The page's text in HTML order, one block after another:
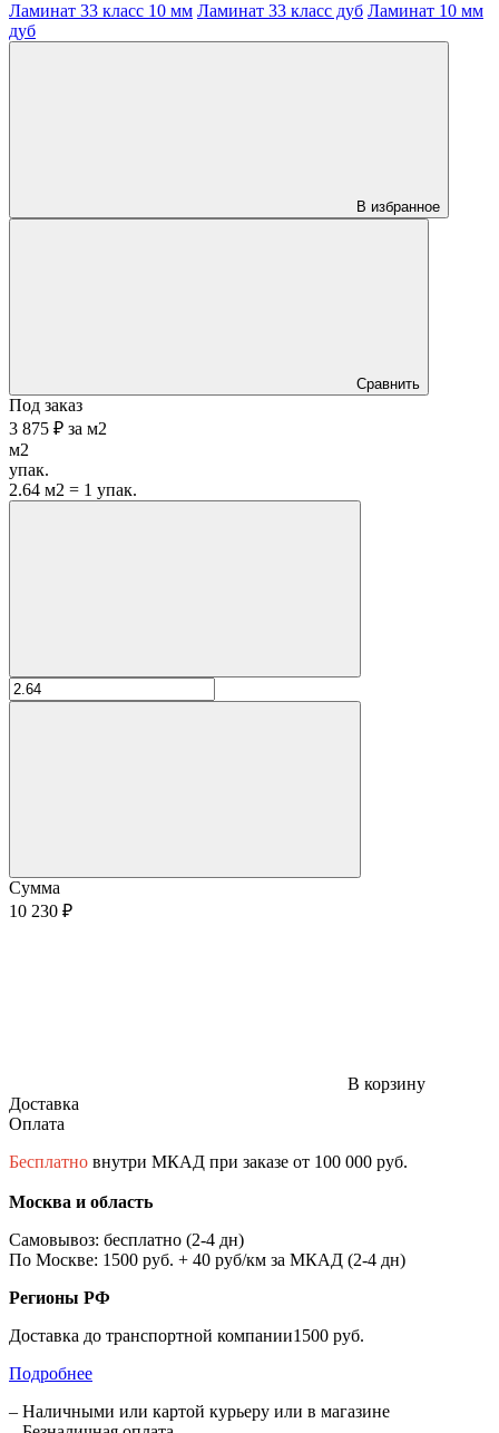
Ламинат 33 класс 10 мм Ламинат 33 класс дуб Ламинат 10 мм
дуб
В избранное
Сравнить
Под заказ
3 875 ₽ за м2
м2
упак.
2.64 м2 = 1 упак.
Сумма
10 230 ₽
В корзину
Доставка
Оплата
Бесплатно внутри МКАД при заказе от 100 000 руб.
Москва и область
Самовывоз: бесплатно (2-4 дн)
По Москве: 1500 руб. + 40 руб/км за МКАД (2-4 дн)
Регионы РФ
Доставка до транспортной компании1500 руб.
Подробнее
– Наличными или картой курьеру или в магазине